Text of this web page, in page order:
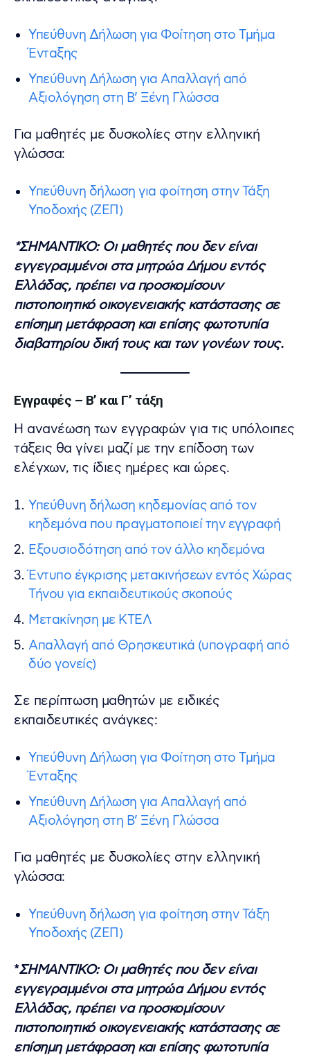
Υπεύθυνη Δήλωση για Φοίτηση στο Τμήμα
Ένταξης
Υπεύθυνη Δήλωση για Απαλλαγή από
Αξιολόγηση στη Β’ Ξένη Γλώσσα
Για μαθητές με δυσκολίες στην ελληνική
γλώσσα:
Υπεύθυνη δήλωση για φοίτηση στην Τάξη
Υποδοχής (ΖΕΠ)
*ΣΗΜΑΝΤΙΚΟ: Οι μαθητές που δεν είναι
εγγεγραμμένοι στα μητρώα Δήμου εντός
Ελλάδας, πρέπει να προσκομίσουν
πιστοποιητικό οικογενειακής κατάστασης σε
επίσημη μετάφραση και επίσης φωτοτυπία
διαβατηρίου δική τους και των γονέων τους.
Εγγραφές – Β’ και Γ’ τάξη
Η ανανέωση των εγγραφών για τις υπόλοιπες
τάξεις θα γίνει μαζί με την επίδοση των
ελέγχων, τις ίδιες ημέρες και ώρες.
Υπεύθυνη δήλωση κηδεμονίας από τον
κηδεμόνα που πραγματοποιεί την εγγραφή
Εξουσιοδότηση από τον άλλο κηδεμόνα
Έντυπο έγκρισης μετακινήσεων εντός Χώρας
Τήνου για εκπαιδευτικούς σκοπούς
Μετακίνηση με ΚΤΕΛ
Απαλλαγή από Θρησκευτικά (υπογραφή από
δύο γονείς)
Σε περίπτωση μαθητών με ειδικές
εκπαιδευτικές ανάγκες:
Υπεύθυνη Δήλωση για Φοίτηση στο Τμήμα
Ένταξης
Υπεύθυνη Δήλωση για Απαλλαγή από
Αξιολόγηση στη Β’ Ξένη Γλώσσα
Για μαθητές με δυσκολίες στην ελληνική
γλώσσα:
Υπεύθυνη δήλωση για φοίτηση στην Τάξη
Υποδοχής (ΖΕΠ)
*ΣΗΜΑΝΤΙΚΟ: Οι μαθητές που δεν είναι
εγγεγραμμένοι στα μητρώα Δήμου εντός
Ελλάδας, πρέπει να προσκομίσουν
πιστοποιητικό οικογενειακής κατάστασης σε
επίσημη μετάφραση και επίσης φωτοτυπία